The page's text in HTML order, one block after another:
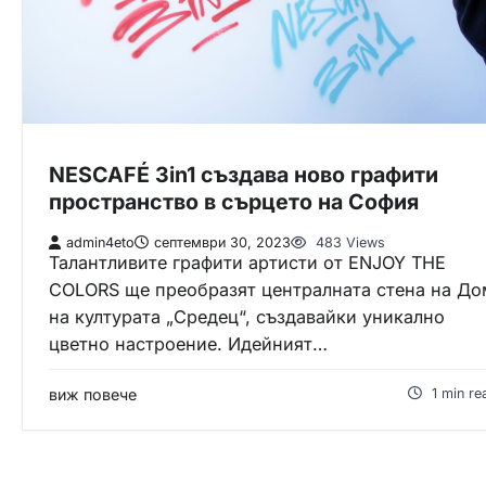
NESCAFÉ 3in1 създава ново графити
пространство в сърцето на София
admin4eto септември 30, 2023 483 Views
Талантливите графити артисти от ENJOY THE
COLORS ще преобразят централната стена на
на културата „Средец“, създавайки уникално
цветно настроение. Идейният…
виж повече 1 min